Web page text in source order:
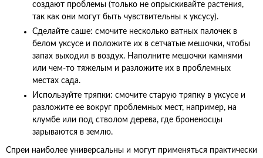
создают проблемы (только не опрыскивайте растения,
так как они могут быть чувствительны к уксусу).
Сделайте саше: смочите несколько ватных палочек в
белом уксусе и положите их в сетчатые мешочки, чтобы
запах выходил в воздух. Наполните мешочки камнями
или чем-то тяжелым и разложите их в проблемных
местах сада.
Используйте тряпки: смочите старую тряпку в уксусе и
разложите ее вокруг проблемных мест, например, на
клумбе или под стволом дерева, где броненосцы
зарываются в землю.
Спреи наиболее универсальны и могут применяться практически